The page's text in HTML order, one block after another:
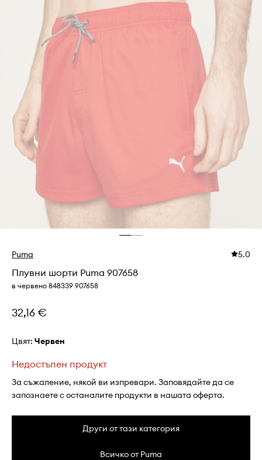
Puma 5.0
Плувни шорти Puma 907658
в червено 848339 907658
32,16 €
Цвят: червен
Недостъпен продукт
За съжаление, някой ви изпревари. Заповядайте да се
запознаете с останалите продукти в нашата оферта.
Други от тази категория
Всичко от Puma